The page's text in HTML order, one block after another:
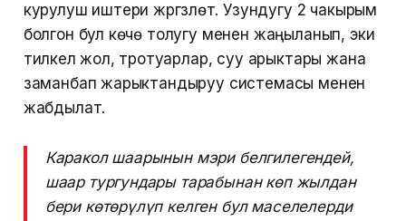
курулуш иштери жүргүзүлөт. Узундугу 2 чакырым
болгон бул көчө толугу менен жаңыланып, эки
тилкелүү жол, тротуарлар, суу арыктары жана
заманбап жарыктандыруу системасы менен
жабдылат.
Каракол шаарынын мэри белгилегендей,
шаар тургундары тарабынан көп жылдан
бери көтөрүлүп келген бул маселелерди